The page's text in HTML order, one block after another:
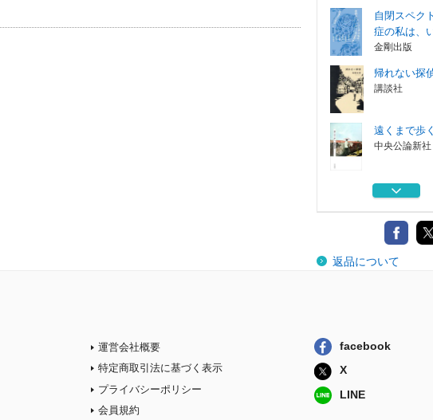
自閉スペク
症の私は、
金剛出版
帰れない探
講談社
遠くまで歩く
中央公論新社
あらゆるこ
医学書院
大阪
河出書房新社
返品について
運営会社概要
特定商取引法に基づく表示
プライバシーポリシー
会員規約
facebook
X
LINE